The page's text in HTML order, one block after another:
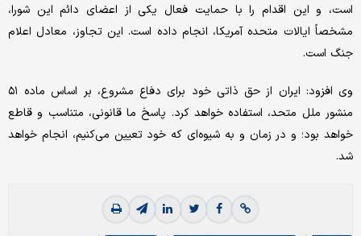
است، و این اقدام را با حمایت فعال یکی از اعضای دائم این شورا،
مشخصاً ایالات متحده آمریکا، انجام داده است. این تجاوز، معادل اعلام
جنگ است.
وی افزود: ایران از حق ذاتی خود برای دفاع مشروع، بر اساس ماده ۵۱
منشور ملل متحد، استفاده خواهد کرد. پاسخ ما قانونی، متناسب و قاطع
خواهد بود؛ و در زمان و به شیوه‌ای که خود تعیین می‌کنیم، انجام خواهد
شد.